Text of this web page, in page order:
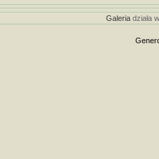
Galeriadziała